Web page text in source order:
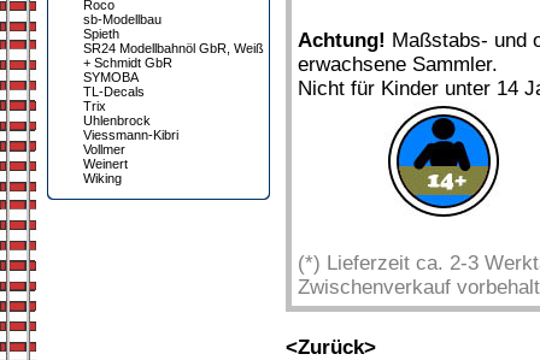
Roco
sb-Modellbau
Spieth
SR24 Modellbahnöl GbR, Weiß
+ Schmidt GbR
SYMOBA
TL-Decals
Trix
Uhlenbrock
Viessmann-Kibri
Vollmer
Weinert
Wiking
Achtung! Maßstabs- und
erwachsene Sammler.
Nicht für Kinder unter 14
(*) Lieferzeit ca. 2-3
Zwischenverkauf
<Zurück>